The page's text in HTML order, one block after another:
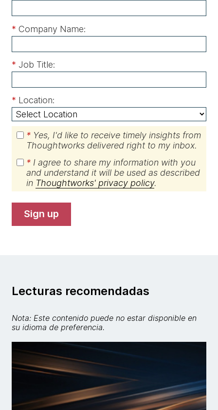
* Company Name:
* Job Title:
* Location:
* Yes, I'd like to receive timely insights from
Thoughtworks delivered right to my inbox.
* I agree to share my information with you
and understand it will be used as described
in Thoughtworks' privacy policy.
sign up
Lecturas recomendadas
Nota: Este contenido puede no estar disponible en
su idioma de preferencia.